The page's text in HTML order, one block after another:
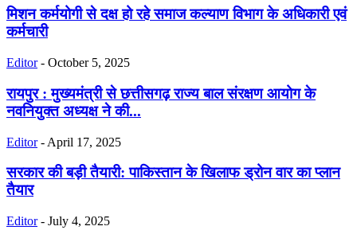
मिशन कर्मयोगी से दक्ष हो रहे समाज कल्याण विभाग के अधिकारी एवं
कर्मचारी
Editor - October 5, 2025
रायपुर : मुख्यमंत्री से छत्तीसगढ़ राज्य बाल संरक्षण आयोग के
नवनियुक्त अध्यक्ष ने की...
Editor - April 17, 2025
सरकार की बड़ी तैयारी: पाकिस्तान के खिलाफ ड्रोन वार का प्लान
तैयार
Editor - July 4, 2025